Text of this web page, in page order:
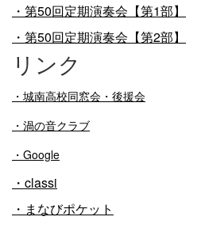
・第50回定期演奏会【第1部】
・第50回定期演奏会【第2部】
リンク
・ 城南高校同窓会・後援会
・渦の音クラブ
・Google
・classi
・まなびポケット